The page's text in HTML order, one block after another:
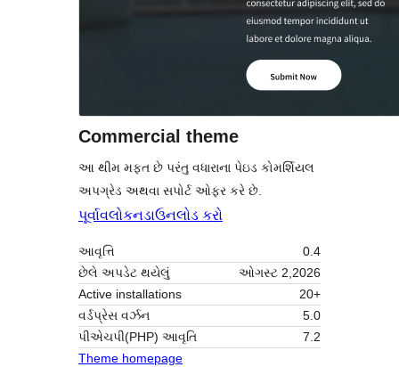
Commercial theme
આ થીમ મફત છે પરંતુ વધારાના પેઇડ કોમર્શિયલ
અપગ્રેડ અથવા સપોર્ટ ઓફર કરે છે.
પૂર્વાવલોકનડાઉનલોડ કરો
આવૃત્તિ
0.4
છેલે અપડેટ થયેલું
ઓગસ્ટ 2,2026
Active installations
20+
વર્ડપ્રેસ વર્ઝન
5.0
પીએચપી(PHP) આવૃતિ
7.2
Theme homepage